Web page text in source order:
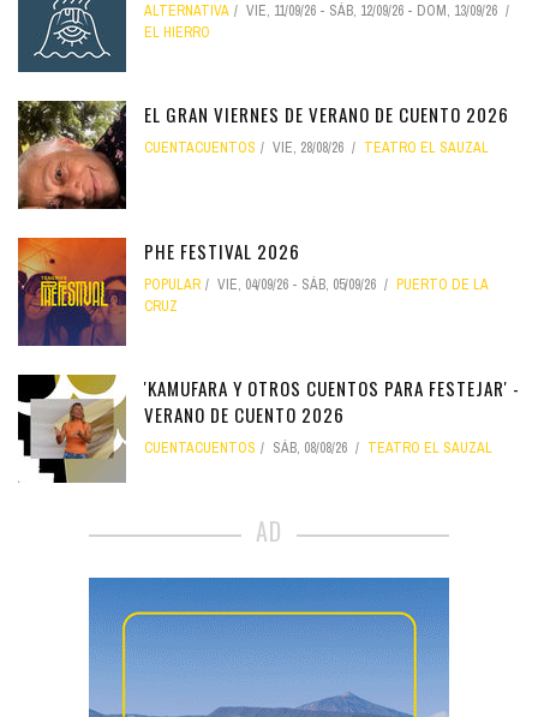
ALTERNATIVA VIE, 11/09/26 - SÁB, 12/09/26 - DOM, 13/09/26
EL HIERRO
EL GRAN VIERNES DE VERANO DE CUENTO 2026
CUENTACUENTOS VIE, 28/08/26 TEATRO EL SAUZAL
PHE FESTIVAL 2026
POPULAR VIE, 04/09/26 - SÁB, 05/09/26
PUERTO DE LA
CRUZ
'KAMUFARA Y OTROS CUENTOS PARA FESTEJAR' -
VERANO DE CUENTO 2026
CUENTACUENTOS SÁB, 08/08/26 TEATRO EL SAUZAL
AD